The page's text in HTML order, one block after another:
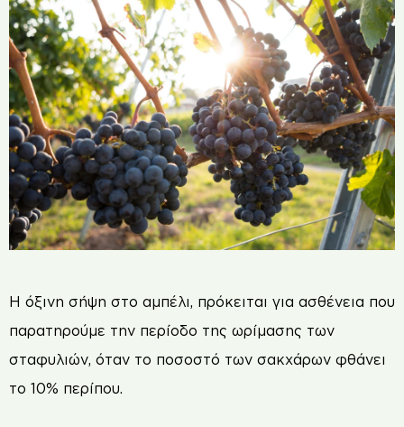
Η όξινη σήψη στο αμπέλι, πρόκειται για ασθένεια που
παρατηρούμε την περίοδο της ωρίμασης των
σταφυλιών, όταν το ποσοστό των σακχάρων φθάνει
το 10% περίπου.